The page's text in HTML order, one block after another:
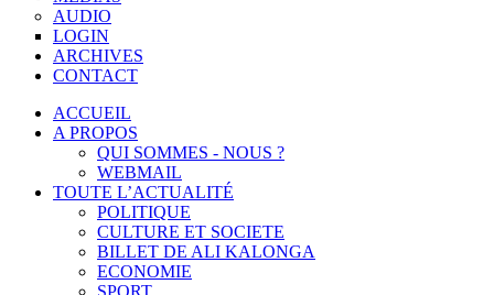
AUDIO
LOGIN
ARCHIVES
CONTACT
ACCUEIL
A PROPOS
QUI SOMMES - NOUS ?
WEBMAIL
TOUTE L’ACTUALITÉ
POLITIQUE
CULTURE ET SOCIETE
BILLET DE ALI KALONGA
ECONOMIE
SPORT